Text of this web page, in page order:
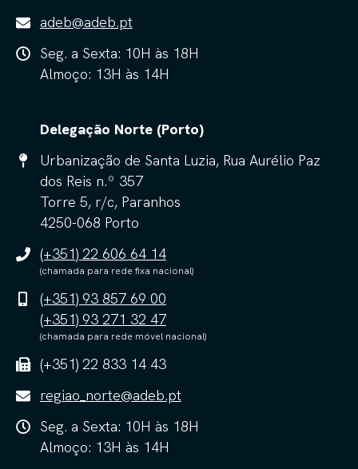
adeb@adeb.pt
Seg. a Sexta: 10H às 18H
Almoço: 13H às 14H
Delegação Norte (Porto)
Urbanização de Santa Luzia, Rua Aurélio Paz
dos Reis n.º 357
Torre 5, r/c, Paranhos
4250-068 Porto
(+351) 22 606 64 14
(chamada para rede fixa nacional)
(+351) 93 857 69 00
(+351) 93 271 32 47
(chamada para rede móvel nacional)
(+351) 22 833 14 43
regiao_norte@adeb.pt
Seg. a Sexta: 10H às 18H
Almoço: 13H às 14H